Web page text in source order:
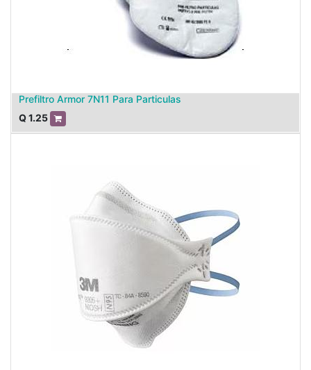
Prefiltro Armor 7N11 Para Particulas
Q1.25